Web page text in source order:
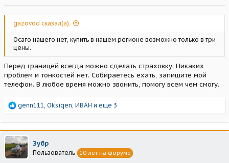
gazovod сказал(а):
Осаго нашего нет, купить в нашем регионе возможно только в три
цены.
Перед границей всегда можно сделать страховку. Никаких
проблем и тонкостей нет. Собираетесь ехать, запишите мой
телефон. В любое время можно звонить, помогу всем чем смогу.
Р
а
к
ц
и
и
genn111 Oksiqen ИВАН и еще 3
Зубр
Пользователь 10 лет на форуме